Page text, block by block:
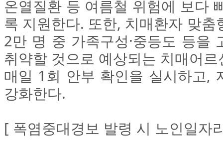
온열질환 등 여름철 위험에 보다
록 지원한다. 또한, 치매환자 맞
2만 명 중 가족구성·중등도 등을
취약할 것으로 예상되는 치매어
매일 1회 안부 확인을 실시하고,
강화한다.
[ 폭염중대경보 발령 시 노인일자